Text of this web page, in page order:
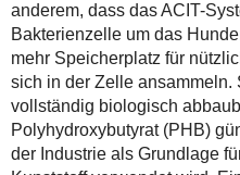
anderem, dass das ACIT-
Bakterienzelle um das
mehr Speicherplatz für
sich in der Zelle
vollständig biologisch
Polyhydroxybutyrat (PHB)
der Industrie als Grundlage